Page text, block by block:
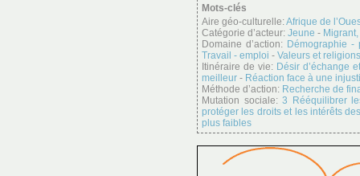
Mots-clés
Aire géo-culturelle:Afrique de
Catégorie d’acteur: Jeune -
Domaine d’action: Démographie -
Travail - emploi - Valeurs et
Itinéraire de vie: Désir d’échange
meilleur - Réaction face à une
Méthode d’action: Recherche de
Mutation sociale:3 Rééquilibrer
protéger les droits et les intérêts
plus faibles